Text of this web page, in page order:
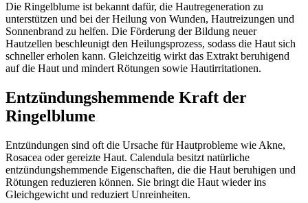
Die Ringelblume ist bekannt dafür, die Hautregeneration zu
unterstützen und bei der Heilung von Wunden, Hautreizungen und
Sonnenbrand zu helfen. Die Förderung der Bildung neuer
Hautzellen beschleunigt den Heilungsprozess, sodass die Haut sich
schneller erholen kann. Gleichzeitig wirkt das Extrakt beruhigend
auf die Haut und mindert Rötungen sowie Hautirritationen.
Entzündungshemmende Kraft der
Ringelblume
Entzündungen sind oft die Ursache für Hautprobleme wie Akne,
Rosacea oder gereizte Haut. Calendula besitzt natürliche
entzündungshemmende Eigenschaften, die die Haut beruhigen und
Rötungen reduzieren können. Sie bringt die Haut wieder ins
Gleichgewicht und reduziert Unreinheiten.